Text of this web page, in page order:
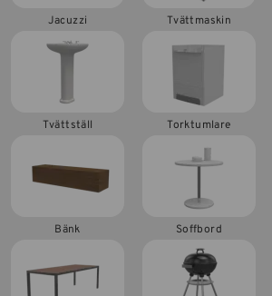
Jacuzzi Tvättmaskin
Tvättställ Torktumlare
Bänk Soffbord